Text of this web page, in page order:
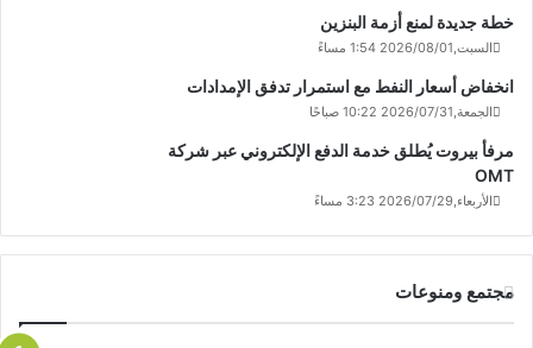
خطة جديدة لمنع أزمة البنزين
السبت,2026/08/01 1:54 مساءً
انخفاض أسعار النفط مع استمرار تدفق الإمدادات
الجمعة,2026/07/31 10:22 صباحًا
مرفأ بيروت يُطلق خدمة الدفع الإلكتروني عبر شركة
OMT
الأربعاء,2026/07/29 3:23 مساءً
مجتمع ومنوعات